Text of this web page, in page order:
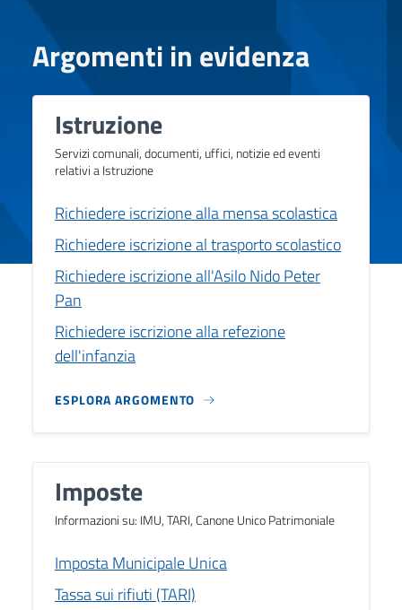
Argomenti in evidenza
Istruzione
Servizi comunali, documenti, uffici, notizie ed eventi
relativi a Istruzione
Richiedere iscrizione alla mensa scolastica
Richiedere iscrizione al trasporto scolastico
Richiedere iscrizione all'Asilo Nido Peter
Pan
Richiedere iscrizione alla refezione
dell'infanzia
ESPLORA ARGOMENTO
Imposte
Informazioni su: IMU, TARI, Canone Unico Patrimoniale
Imposta Municipale Unica
Tassa sui rifiuti (TARI)